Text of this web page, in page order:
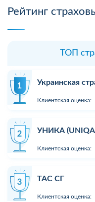
Рейтинг
ТОП
Украинская
Клиентская оценка:
УНИКА
Клиентская оценка:
ТАС СГ
Клиентская оценка: